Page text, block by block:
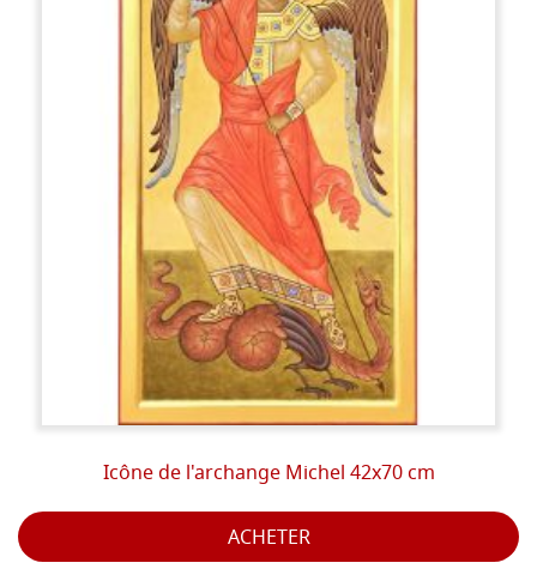
La couleur est appliquée avec la technique appelée
«des clarifications», qui consiste à superposer
davantage de couleurs, en passant des nuances les
plus sombres aux plus claires. Les formes sont ainsi
modelées par la lumière et non par l'ombre, comme
c'est le cas pour la peinture européenne de la
Renaissance. Pour la peinture, on utilise des pinceaux
doux et élastiques pour l'écureuil ou la martre. Les
couleurs d'arrière-plan sont d'abord réparties dans les
tons les plus sombres, puis nous passons à la "mise en
évidence", c'est-à-dire que les zones de plus en plus
limitées sont éclaircies afin de créer une impression de
volume, comme si tout était illuminé de l'intérieur.
Les matériaux utilisés proviennent du monde animal,
ocres ou des minéraux tels que la malachite, le lapis-
lazuli, le cinabre, la dioptase, l'azurite, etc. L'émulsion
avec laquelle les couleurs se dissolvent est composée
d'essence de jaune d'oeuf, de vin blanc et d'essence de
Icône de l'archange Michel 42x70 cm
ACHETER